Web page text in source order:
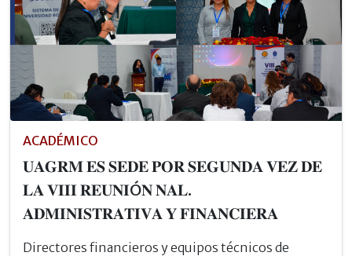
ACADÉMICO
𝐔𝐀𝐆𝐑𝐌 𝐄𝐒 𝐒𝐄𝐃𝐄 𝐏𝐎𝐑 𝐒𝐄𝐆𝐔𝐍𝐃𝐀 𝐕𝐄𝐙 𝐃𝐄
𝐋𝐀 𝐕𝐈𝐈𝐈 𝐑𝐄𝐔𝐍𝐈Ó𝐍 𝐍𝐀𝐋.
𝐀𝐃𝐌𝐈𝐍𝐈𝐒𝐓𝐑𝐀𝐓𝐈𝐕𝐀 𝐘 𝐅𝐈𝐍𝐀𝐍𝐂𝐈𝐄𝐑𝐀
Directores financieros y equipos técnicos de